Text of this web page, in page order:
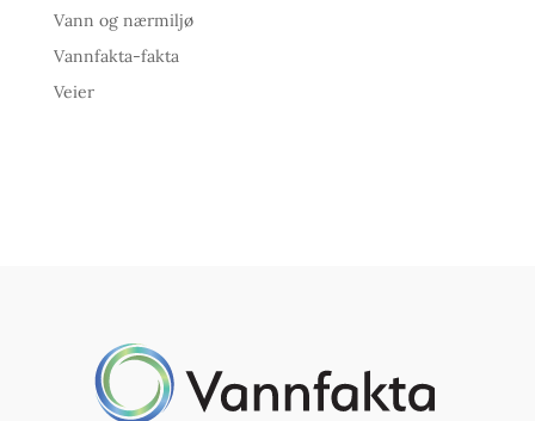
Vann og nærmiljø
Vannfakta-fakta
Veier